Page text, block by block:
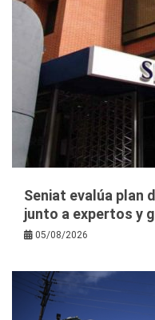
Seniat evalúa plan
junto a expertos y
05/08/2026